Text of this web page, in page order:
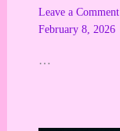
Leave a Comment
February 8, 2026
…